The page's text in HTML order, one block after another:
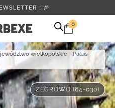
! 🎉
0
wielkopolskie - Palais
ŻEGROWO (64-030)